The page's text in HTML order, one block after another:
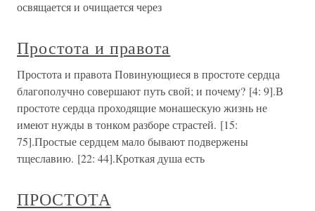
освящается и очищается через
Простота и правота
Простота и правота Повинующиеся в простоте сердца
благополучно совершают путь свой; и почему? [4: 9].В
простоте сердца проходящие монашескую жизнь не
имеют нужды в тонком разборе страстей. [15:
75].Простые сердцем мало бывают подвержены
тщеславию. [22: 44].Кроткая душа есть
ПРОСТОТА